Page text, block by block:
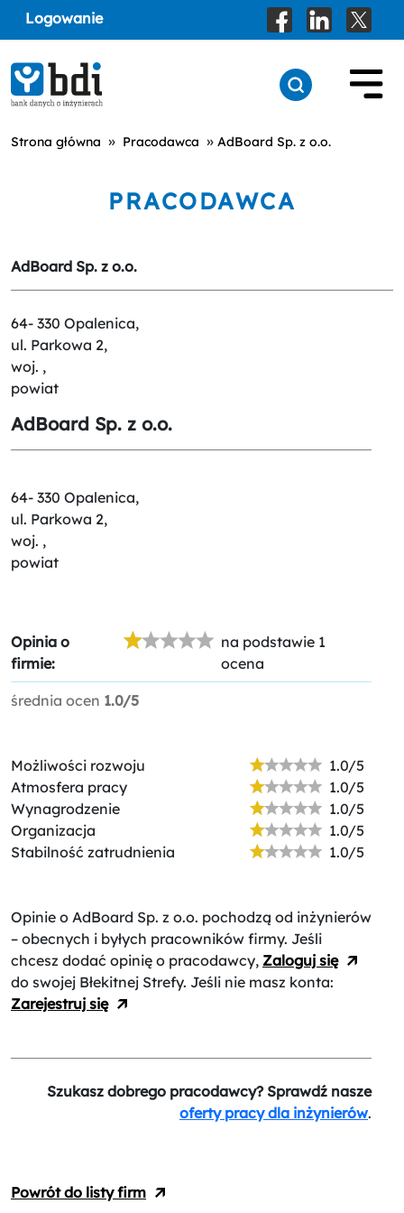
Logowanie
Strona główna » Pracodawca » AdBoard Sp. z o.o.
PRACODAWCA
AdBoard Sp. z o.o.
64- 330 Opalenica,
ul. Parkowa 2,
woj. ,
powiat
AdBoard Sp. z o.o.
64- 330 Opalenica,
ul. Parkowa 2,
woj. ,
powiat
Opinia o
firmie:
na podstawie 1
ocena
średnia ocen 1.0/5
Możliwości rozwoju
1.0/5
Atmosfera pracy
1.0/5
Wynagrodzenie
1.0/5
Organizacja
1.0/5
Stabilność zatrudnienia
1.0/5
Opinie o AdBoard Sp. z o.o. pochodzą od inżynierów
– obecnych i byłych pracowników firmy. Jeśli
chcesz dodać opinię o pracodawcy, Zaloguj się
do swojej Błekitnej Strefy. Jeśli nie masz konta:
Zarejestruj się
Szukasz dobrego pracodawcy? Sprawdź nasze
oferty pracy dla inżynierów.
Powrót do listy firm